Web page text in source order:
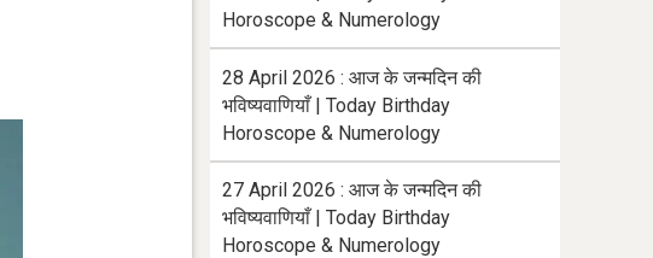
Horoscope & Numerology
28 April 2026 : आज के जन्मदिन की
भविष्यवाणियाँ | Today Birthday
Horoscope & Numerology
27 April 2026 : आज के जन्मदिन की
भविष्यवाणियाँ | Today Birthday
Horoscope & Numerology